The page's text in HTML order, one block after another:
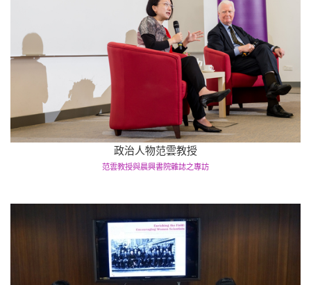
政治人物范雲教授
范雲教授與晨興書院雜誌之專訪